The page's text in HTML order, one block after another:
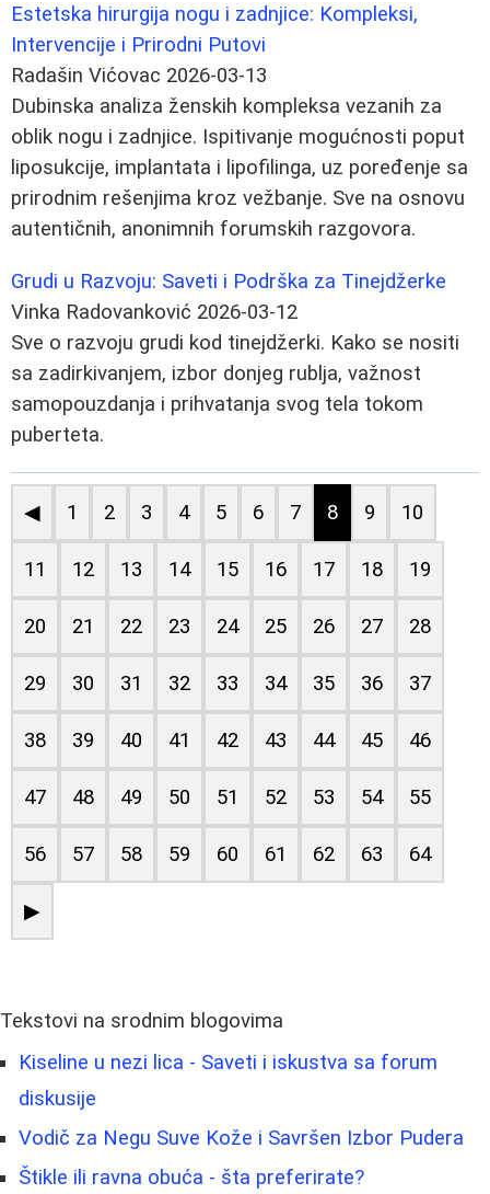
Estetska hirurgija nogu i zadnjice: Kompleksi,
Intervencije i Prirodni Putovi
Radašin Vićovac 2026-03-13
Dubinska analiza ženskih kompleksa vezanih za
oblik nogu i zadnjice. Ispitivanje mogućnosti poput
liposukcije, implantata i lipofilinga, uz poređenje sa
prirodnim rešenjima kroz vežbanje. Sve na osnovu
autentičnih, anonimnih forumskih razgovora.
Grudi u Razvoju: Saveti i Podrška za Tinejdžerke
Vinka Radovanković 2026-03-12
Sve o razvoju grudi kod tinejdžerki. Kako se nositi
sa zadirkivanjem, izbor donjeg rublja, važnost
samopouzdanja i prihvatanja svog tela tokom
puberteta.
◀ 1 2 3 4 5 6 7 8 9 10
11 12 13 14 15 16 17 18 19
20 21 22 23 24 25 26 27 28
29 30 31 32 33 34 35 36 37
38 39 40 41 42 43 44 45 46
47 48 49 50 51 52 53 54 55
56 57 58 59 60 61 62 63 64
▶
Tekstovi na srodnim blogovima
Kiseline u nezi lica - Saveti i iskustva sa forum
diskusije
Vodič za Negu Suve Kože i Savršen Izbor Pudera
Štikle ili ravna obuća - šta preferirate?